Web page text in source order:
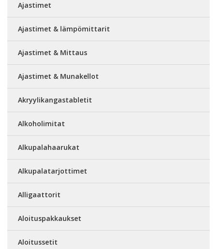
Ajastimet
Ajastimet & lämpömittarit
Ajastimet & Mittaus
Ajastimet & Munakellot
Akryylikangastabletit
Alkoholimitat
Alkupalahaarukat
Alkupalatarjottimet
Alligaattorit
Aloituspakkaukset
Aloitussetit